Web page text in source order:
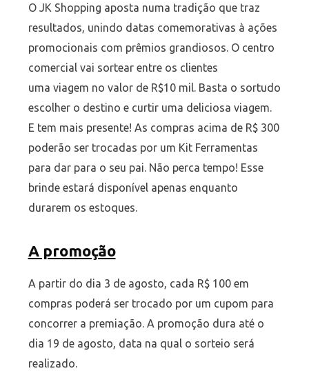
O JK Shopping aposta numa tradição que traz
resultados, unindo datas comemorativas à ações
promocionais com prêmios grandiosos. O centro
comercial vai sortear entre os clientes
uma viagem no valor de R$10 mil. Basta o sortudo
escolher o destino e curtir uma deliciosa viagem.
E tem mais presente! As compras acima de R$ 300
poderão ser trocadas por um Kit Ferramentas
para dar para o seu pai. Não perca tempo! Esse
brinde estará disponível apenas enquanto
durarem os estoques.
A promoção
A partir do dia 3 de agosto, cada R$ 100 em
compras poderá ser trocado por um cupom para
concorrer a premiação. A promoção dura até o
dia 19 de agosto, data na qual o sorteio será
realizado.